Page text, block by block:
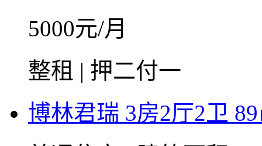
5000元/月
整租 | 押二付一
博林君瑞 3房2厅2卫